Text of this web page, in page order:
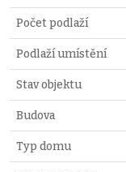
Počet podlaží
Podlaží umístění
Stav objektu
Budova
Typ domu